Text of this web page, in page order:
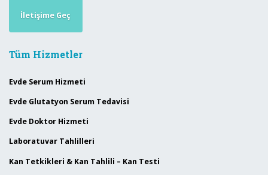
İletişime Geç
Tüm Hizmetler
Evde Serum Hizmeti
Evde Glutatyon Serum Tedavisi
Evde Doktor Hizmeti
Laboratuvar Tahlilleri
Kan Tetkikleri & Kan Tahlili – Kan Testi